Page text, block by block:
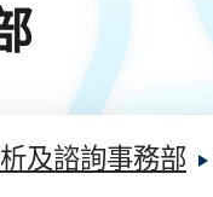
及諮詢事務部